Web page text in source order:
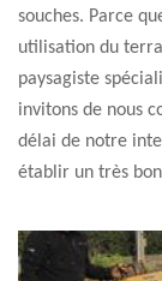
souches. Parce
utilisation du
paysagiste
invitons de nous
délai de notre
établir un très